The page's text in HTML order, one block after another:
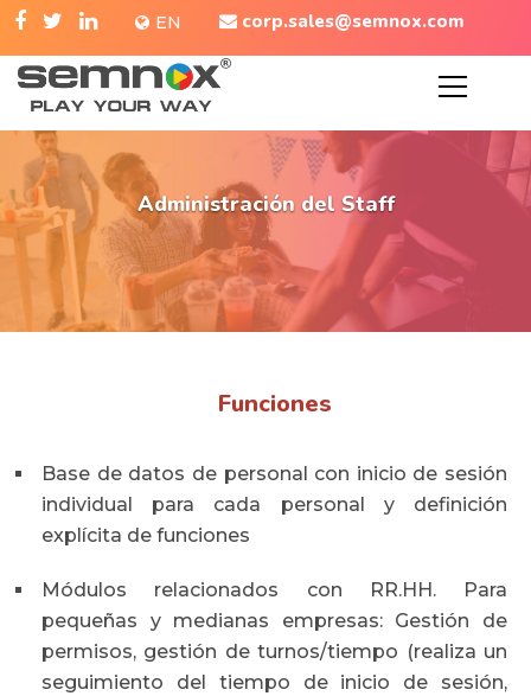
corp.sales@semnox.com
EN
Administración del Staff
Funciones
Base de datos de personal con inicio de sesión
individual para cada personal y definición
explícita de funciones
Módulos relacionados con RR.HH. Para
pequeñas y medianas empresas: Gestión de
permisos, gestión de turnos/tiempo (realiza un
seguimiento del tiempo de inicio de sesión,